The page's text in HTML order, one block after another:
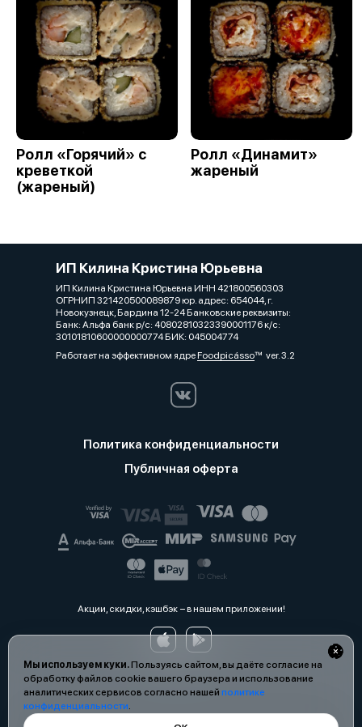
Мы используем куки.Пользуясь сайтом, вы даёте согласие на
обработку файлов cookie вашего браузера и использование
аналитических сервисов согласно нашей политике
конфиденциальности.
Ролл «Горячий» с
креветкой
(жареный)
Ролл «Динамит»
жареный
ИП Килина Кристина Юрьевна
ИП Килина Кристина Юрьевна ИНН 421800560303
ОГРНИП 321420500089879 юр. адрес: 654044, г.
Новокузнецк, Бардина 12-24 Банковские реквизиты:
Банк: Альфа банк р/с: 40802810323390001176 к/с:
30101810600000000774 БИК: 045004774
Работает на эффективном ядреFoodpicássover. 3.2
Политика конфиденциальности
Публичная оферта
Акции, скидки, кэшбэк − в нашем приложении!